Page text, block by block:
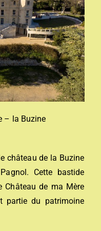
– la Buzine
château de la Buzine
Cette bastide
Château de ma Mère
partie du patrimoine